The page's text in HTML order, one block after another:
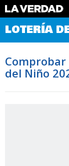
Comprobar Loteria
Premios
Noticias
Datos
Historia
LOTERÍA
del Niño